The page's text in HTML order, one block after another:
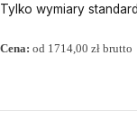
Tylko wymiary
Cena: od 1714,00 zł brutto